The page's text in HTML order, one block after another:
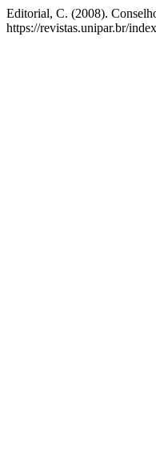
Editorial, C. (2008).
https://revistas.unipar.br/